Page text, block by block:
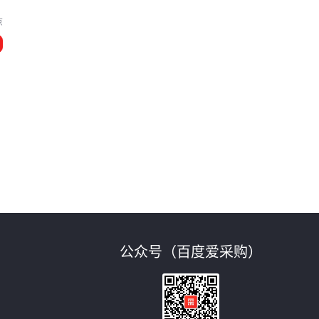
公众号（百度爱采购）